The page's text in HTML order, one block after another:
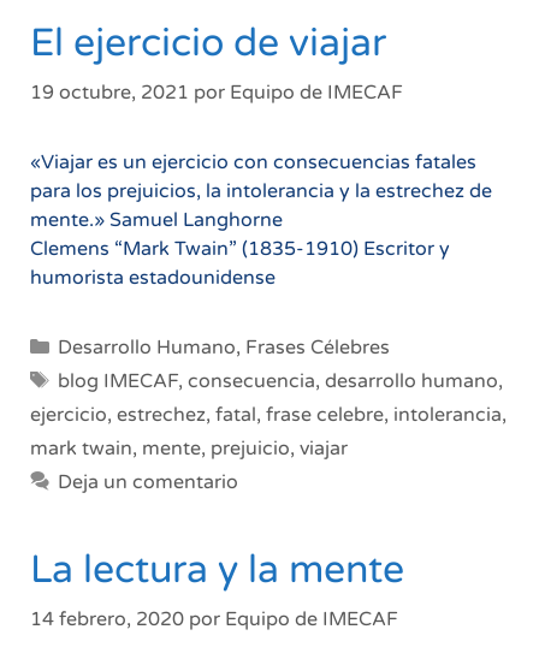
El ejercicio de viajar
19 octubre, 2021 por Equipo de IMECAF
«Viajar es un ejercicio con consecuencias fatales
para los prejuicios, la intolerancia y la estrechez de
mente.» Samuel Langhorne
Clemens “Mark Twain” (1835-1910) Escritor y
humorista estadounidense
Categorías
Desarrollo Humano, Frases Célebres
Etiquetas
blog IMECAF, consecuencia, desarrollo humano,
ejercicio, estrechez, fatal, frase celebre, intolerancia,
mark twain, mente, prejuicio, viajar
Deja un comentario
La lectura y la mente
14 febrero, 2020 por Equipo de IMECAF